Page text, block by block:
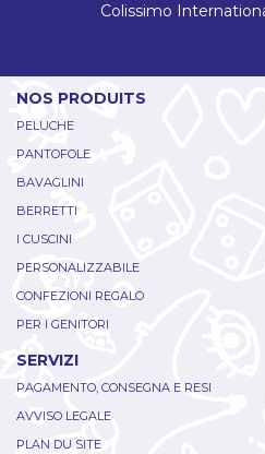
Colissimo
NOS PRODUITS
PELUCHE
PANTOFOLE
BAVAGLINI
BERRETTI
I CUSCINI
PERSONALIZZABILE
CONFEZIONI REGALO
PER I GENITORI
SERVIZI
PAGAMENTO, CONSEGNA E RESI
AVVISO LEGALE
PLAN DU SITE